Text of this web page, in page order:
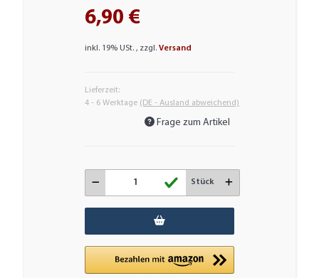
6,90 €
inkl. 19% USt. , zzgl.Versand
Lieferzeit:
4 - 6 Werktage (DE - Ausland abweichend)
Frage zum Artikel
Stück